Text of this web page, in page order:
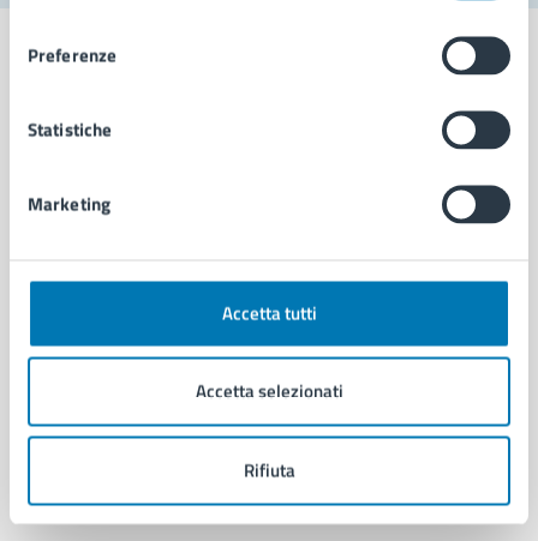
Preferenze
Statistiche
Marketing
Accetta tutti
Accetta selezionati
Rifiuta
Comune di Napoli
AMMINISTRAZIONE
Organi di governo
Enti e fondazioni
Personale amministrativo
Intranet, posta aziendale e protocollo